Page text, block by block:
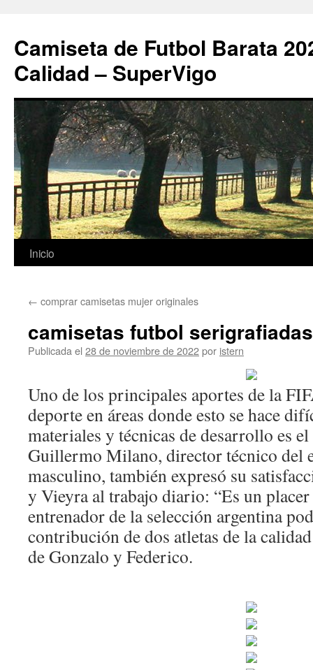
Camiseta de Futbol Barata
Calidad – SuperVigo
Saltar
contenido
Inicio
← comprar camisetas mujer originales
camisetas futbol serigrafiadas
Publicada el 28 de noviembre de 2022por istern
Uno de los principales aportes de la
deporte en áreas donde esto se hace
materiales y técnicas de desarrollo es
Guillermo Milano, director técnico del
masculino, también expresó su
y Vieyra al trabajo diario: “Es un
entrenador de la selección argentina
contribución de dos atletas de la
de Gonzalo y Federico.